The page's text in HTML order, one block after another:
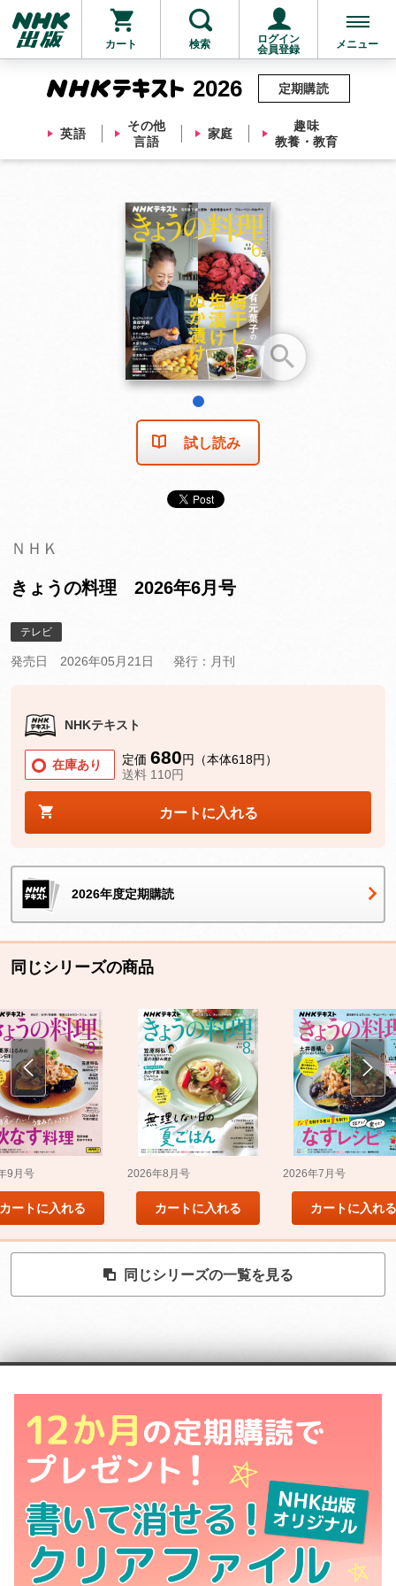
カート 検索
ログイン
会員登録
メニュー
2026
英語
その他
言語
家庭
趣味
教養・教育
定期購読
他にも商品を買う
試し読み
ＮＨＫ
きょうの料理 2026年6月号
テレビ
発売日 2026年05月21日 発行：月刊
NHKテキスト
在庫あり 定価 680円（本体618円）
送料 110円
カートに入れる
2026年度定期購読
同じシリーズの商品
9月号
カートに入れる
2026年8月号
カートに入れる
2026年7月号
カートに入れる
同じシリーズの一覧を見る